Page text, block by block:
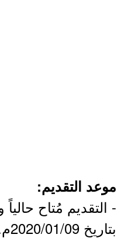
موعد التقديم:
- التقديم مُتاح
بتاريخ 2020/01/09م.